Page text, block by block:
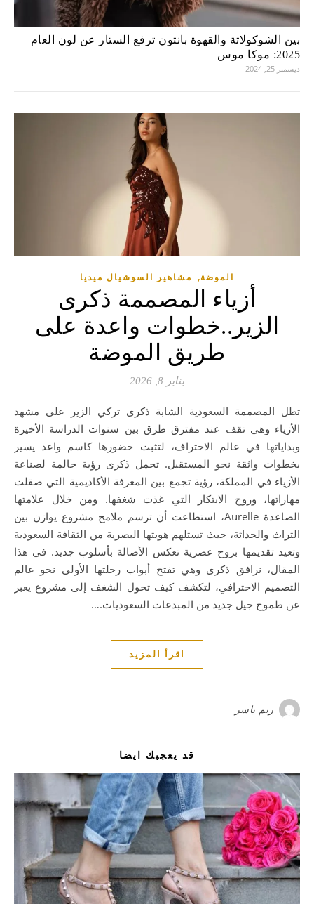
بين الشوكولاتة والقهوة بانتون ترفع الستار عن لون العام
2025: موكا موس
ديسمبر 25, 2024
الموضة, مشاهير السوشيال ميديا
أزياء المصممة ذكرى
الزير..خطوات واعدة على
طريق الموضة
يناير 8, 2026
تطل المصممة السعودية الشابة ذكرى تركي الزير على مشهد
الأزياء وهي تقف عند مفترق طرق بين سنوات الدراسة الأخيرة
وبداياتها في عالم الاحتراف، لتثبت حضورها كاسم واعد يسير
بخطوات واثقة نحو المستقبل. تحمل ذكرى رؤية حالمة لصناعة
الأزياء في المملكة، رؤية تجمع بين المعرفة الأكاديمية التي صقلت
مهاراتها، وروح الابتكار التي غذت شغفها. ومن خلال علامتها
الصاعدة Aurelle، استطاعت أن ترسم ملامح مشروع يوازن بين
التراث والحداثة، حيث تستلهم هويتها البصرية من الثقافة السعودية
وتعيد تقديمها بروح عصرية تعكس الأصالة بأسلوب جديد. في هذا
المقال، نرافق ذكرى وهي تفتح أبواب رحلتها الأولى نحو عالم
التصميم الاحترافي، لتكشف كيف تحول الشغف إلى مشروع يعبر
عن طموح جيل جديد من المبدعات السعوديات.…
اقرأ المزيد
ريم ياسر
قد يعجبك ايضا